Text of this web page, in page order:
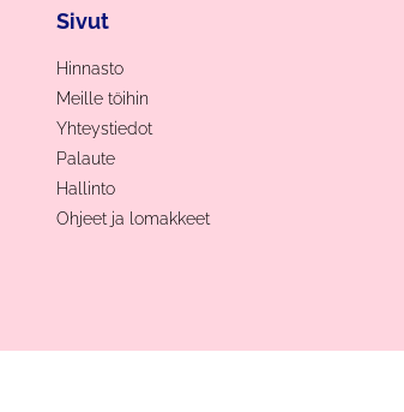
Sivut
Hinnasto
Meille töihin
Yhteystiedot
Palaute
Hallinto
Ohjeet ja lomakkeet